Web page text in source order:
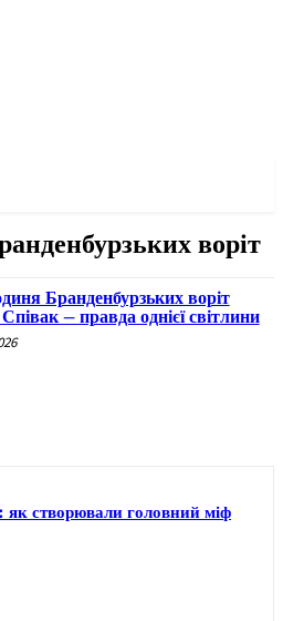
воріт
Бранденбурзьких воріт
Співак – правда однієї світлини
створювали головний міф